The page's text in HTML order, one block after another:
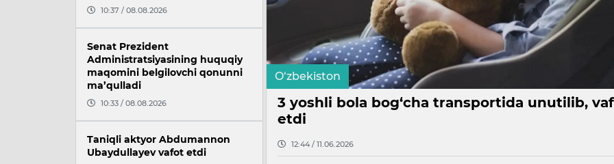
10:37 / 08.08.2026
Senat Prezident
Administratsiyasining huquqiy
maqomini belgilovchi qonunni
ma’qulladi
10:33 / 08.08.2026
Taniqli aktyor Abdumannon
Ubaydullayev vafot etdi
O‘zbekiston
3 yoshli bola bog‘cha transportida unutilib,
etdi​
12:44 / 11.06.2026